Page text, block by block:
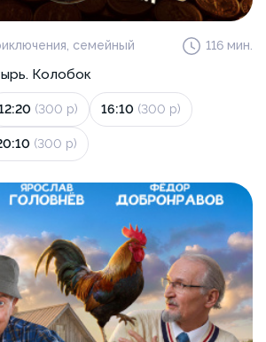
семейный 116 мин.
Колобок
(300 р) 16:10 (300 р)
(300 р)